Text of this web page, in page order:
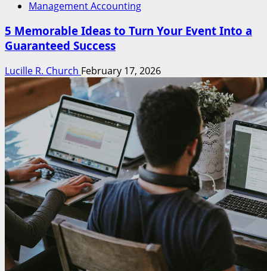
Management Accounting
5 Memorable Ideas to Turn Your Event Into a
Guaranteed Success
Lucille R. Church February 17, 2026